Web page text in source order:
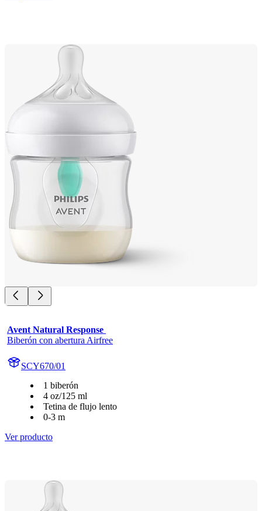
Avent Natural Response
Biberón con abertura Airfree
SCY670/01
1 biberón
4 oz/125 ml
Tetina de flujo lento
0-3 m
Ver producto